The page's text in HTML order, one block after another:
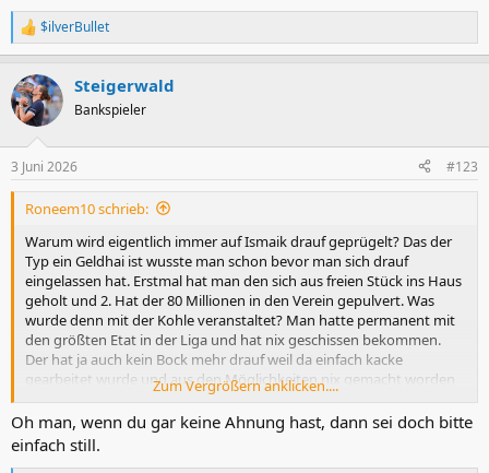
R
e
k
t
i
e
n
$ilverBullet
Steigerwald
Bankspieler
3 Juni 2026 #123
Roneem10 schrieb:
Warum wird eigentlich immer auf Ismaik drauf geprügelt? Das der
Typ ein Geldhai ist wusste man schon bevor man sich drauf
eingelassen hat. Erstmal hat man den sich aus freien Stück ins Haus
geholt und 2. Hat der 80 Millionen in den Verein gepulvert. Was
wurde denn mit der Kohle veranstaltet? Man hatte permanent mit
den größten Etat in der Liga und hat nix geschissen bekommen.
Der hat ja auch kein Bock mehr drauf weil da einfach kacke
gearbeitet wurde und aus den Möglichkeiten nix gemacht worden
Soll der sich weiter angucken wie seine Kohle verbrannt wird in Liga
3 oder 4?
Zum Vergrößern anklicken....
Oh man, wenn du gar keine Ahnung hast, dann sei doch bitte
einfach still.